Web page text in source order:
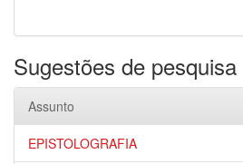
Sugestões de pesquisa
Assunto
EPISTOLOGRAFIA